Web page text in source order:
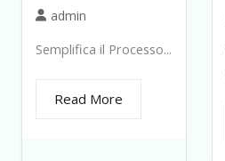
admin
Semplifica il Processo...
Read More